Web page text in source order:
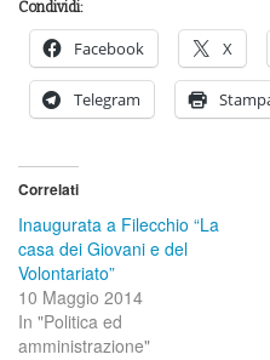
Condividi:
Facebook X
Telegram
Correlati
Inaugurata a Filecchio “La
casa dei Giovani e del
Volontariato”
10 Maggio 2014
In "Politica ed
amministrazione"